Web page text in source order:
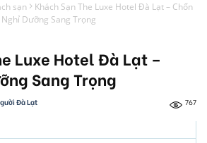
sạn
Khách Sạn The Luxe Hotel Đà Lạt – Chốn
Nghỉ Dưỡng Sang Trọng
Luxe Hotel Đà Lạt –
Sang Trọng
Đà Lạt 767